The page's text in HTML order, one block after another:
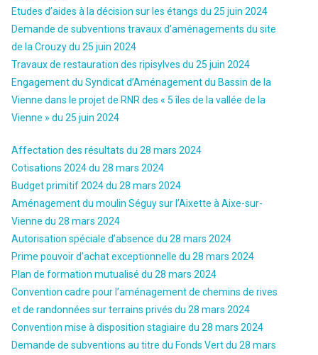
Etudes d’aides à la décision sur les étangs du 25 juin 2024
Demande de subventions travaux d’aménagements du site
de la Crouzy du 25 juin 2024
Travaux de restauration des ripisylves du 25 juin 2024
Engagement du Syndicat d’Aménagement du Bassin de la
Vienne dans le projet de RNR des « 5 îles de la vallée de la
Vienne » du 25 juin 2024
Affectation des résultats du 28 mars 2024
Cotisations 2024 du 28 mars 2024
Budget primitif 2024 du 28 mars 2024
Aménagement du moulin Séguy sur l’Aixette à Aixe-sur-
Vienne du 28 mars 2024
Autorisation spéciale d’absence du 28 mars 2024
Prime pouvoir d’achat exceptionnelle du 28 mars 2024
Plan de formation mutualisé du 28 mars 2024
Convention cadre pour l’aménagement de chemins de rives
et de randonnées sur terrains privés du 28 mars 2024
Convention mise à disposition stagiaire du 28 mars 2024
Demande de subventions au titre du Fonds Vert du 28 mars